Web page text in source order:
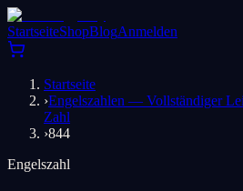
StartseiteShopBlogAnmelden
Startseite
›Engelszahlen — Vollständiger
Zahl
›844
Engelszahl